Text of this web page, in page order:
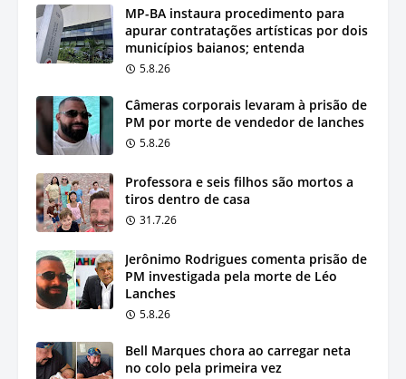
MP-BA instaura procedimento para
apurar contratações artísticas por dois
municípios baianos; entenda
5.8.26
Câmeras corporais levaram à prisão de
PM por morte de vendedor de lanches
5.8.26
Professora e seis filhos são mortos a
tiros dentro de casa
31.7.26
Jerônimo Rodrigues comenta prisão de
PM investigada pela morte de Léo
Lanches
5.8.26
Bell Marques chora ao carregar neta
no colo pela primeira vez